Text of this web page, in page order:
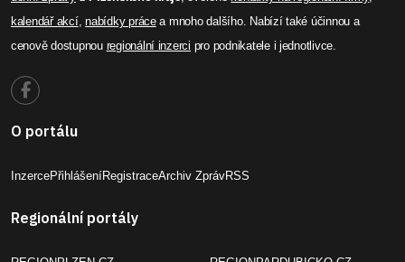
kalendář akcí,nabídky prácea mnoho dalšího. Nabízí také účinnou a
cenově dostupnou regionální inzerci pro podnikatele i jednotlivce.
O portálu
InzercePřihlášeníRegistraceArchiv ZprávRSS
Regionální portály